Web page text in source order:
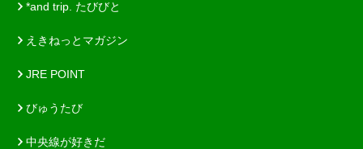
*and trip. たびびと
えきねっとマガジン
JRE POINT
びゅうたび
中央線が好きだ